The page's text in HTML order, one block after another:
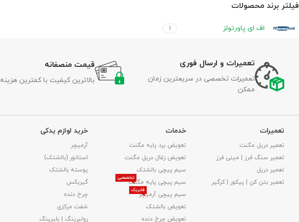
فیلتر برند محصولات
اف ای پاورتولز 1
تعمیرات و ارسال فوری
تعمیرات تخصصی در سریعترین زمان
ممکن
قیمت منصفانه
بالاترین کیفیت با کمترین هزینه
تعمیرات
تعمیر دریل مگنت
تعمیر سنگ فرز | مینی فرز
تعمیر دریل
تعمیر بتن کن | پیکور | کرگیر
خدمات
تعویض برد پایه مگنت
تعویض زغال دریل مگنت
سیم پیچی بالشتک
سیم پیچی پایه مگنت
تخصصی
سیم پیچی آرمیچر
فابریک
تعویض بالشتک​
تعویض چرخ دنده
خرید لوازم یدکی
آرمیچر
استاتور (بالشتک)
پوسته بالشتک
گیربکس
چرخ دنده
شفت مرکزی
رولبرینگ | بلبرینگ